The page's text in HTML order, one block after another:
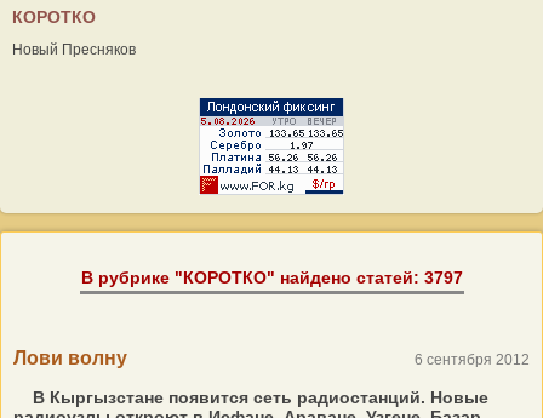
КОРОТКО
Новый Пресняков
В рубрике "КОРОТКО" найдено статей: 3797
Лови волну 6 сентября 2012
В Кыргызстане появится сеть радиостанций. Новые